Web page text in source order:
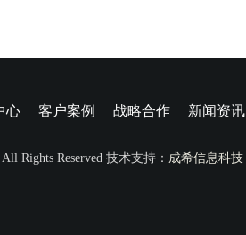
心 客户案例 战略合作 新闻资讯
Rights Reserved 技术支持： 成希信息科技